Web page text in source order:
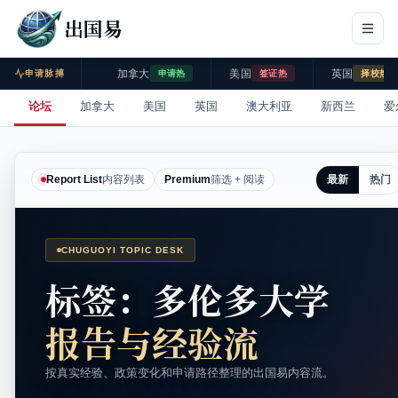
出国易
申请脉搏 加拿大 申请热 美国 签证热 英国 择校热
论坛 加拿大 美国 英国 澳大利亚 新西兰 爱
Report List内容列表 Premium筛选 + 阅读 最新 热门
CHUGUOYI TOPIC DESK
标签：多伦多大学
报告与经验流
按真实经验、政策变化和申请路径整理的出国易内容流。